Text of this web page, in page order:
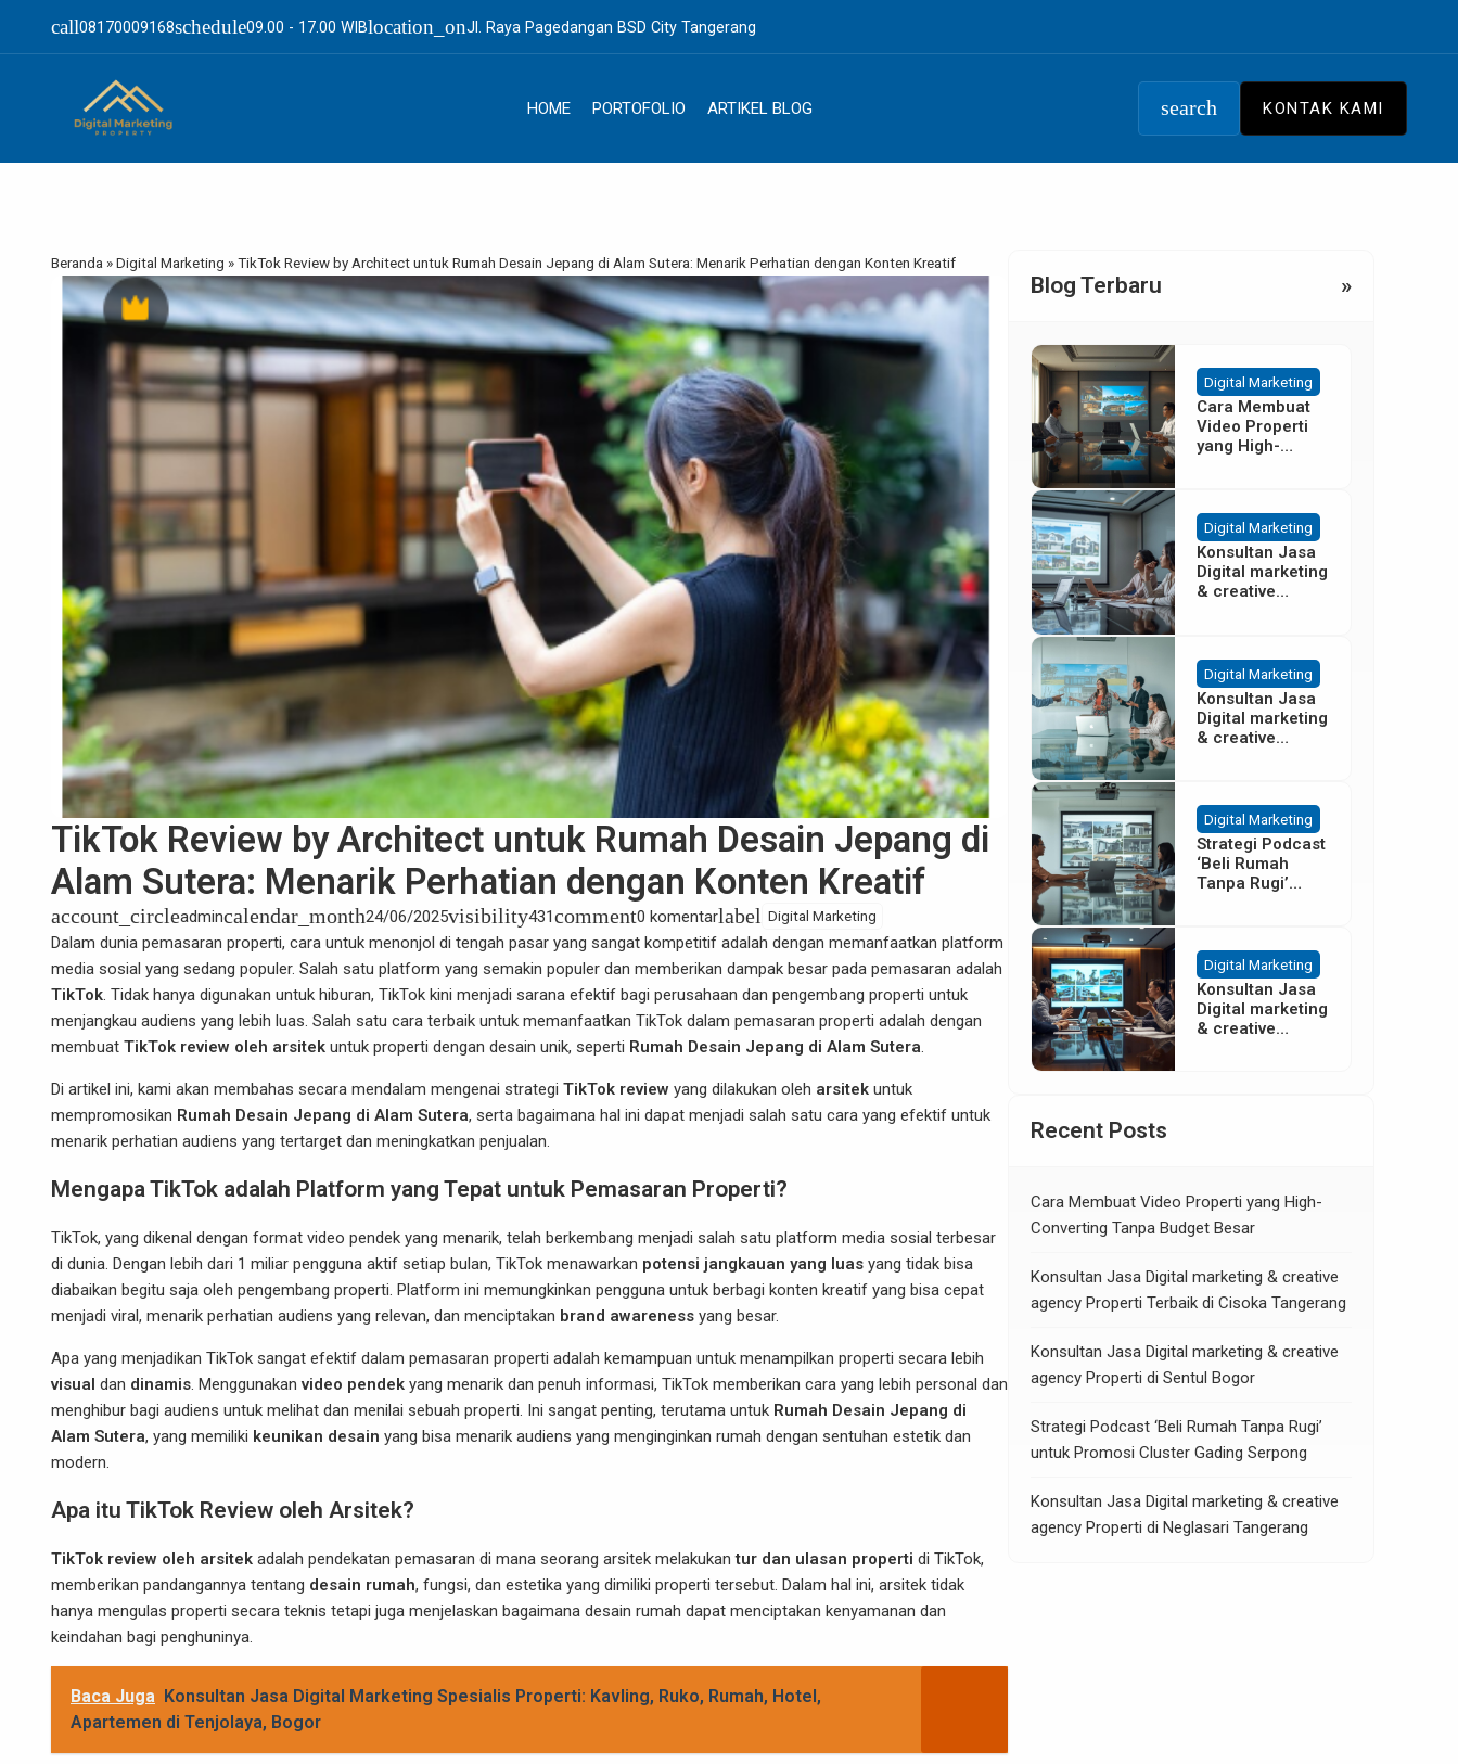
call08170009168schedule09.00 - 17.00 WIBlocation_onJl. Raya Pagedangan BSD City Tangerang
HOME PORTOFOLIO ARTIKEL BLOG search KONTAK KAMI
Beranda »Digital Marketing »TikTok Review by Architect untuk Rumah Desain Jepang di Alam Sutera: Menarik Perhatian dengan Konten Kreatif
TikTok Review by Architect untuk Rumah Desain Jepang di
Alam Sutera: Menarik Perhatian dengan Konten Kreatif
account_circleadmincalendar_month24/06/2025visibility431comment0 komentarlabel Digital Marketing
Dalam dunia pemasaran properti, cara untuk menonjol di tengah pasar yang sangat kompetitif adalah dengan memanfaatkan platform
media sosial yang sedang populer. Salah satu platform yang semakin populer dan memberikan dampak besar pada pemasaran adalah
TikTok. Tidak hanya digunakan untuk hiburan, TikTok kini menjadi sarana efektif bagi perusahaan dan pengembang properti untuk
menjangkau audiens yang lebih luas. Salah satu cara terbaik untuk memanfaatkan TikTok dalam pemasaran properti adalah dengan
membuat TikTok review oleh arsitek untuk properti dengan desain unik, seperti Rumah Desain Jepang di Alam Sutera.
Di artikel ini, kami akan membahas secara mendalam mengenai strategi TikTok review yang dilakukan oleh arsitek untuk
mempromosikan Rumah Desain Jepang di Alam Sutera, serta bagaimana hal ini dapat menjadi salah satu cara yang efektif untuk
menarik perhatian audiens yang tertarget dan meningkatkan penjualan.
Mengapa TikTok adalah Platform yang Tepat untuk Pemasaran Properti?
TikTok, yang dikenal dengan format video pendek yang menarik, telah berkembang menjadi salah satu platform media sosial terbesar
di dunia. Dengan lebih dari 1 miliar pengguna aktif setiap bulan, TikTok menawarkan potensi jangkauan yang luas yang tidak bisa
diabaikan begitu saja oleh pengembang properti. Platform ini memungkinkan pengguna untuk berbagi konten kreatif yang bisa cepat
menjadi viral, menarik perhatian audiens yang relevan, dan menciptakan brand awareness yang besar.
Apa yang menjadikan TikTok sangat efektif dalam pemasaran properti adalah kemampuan untuk menampilkan properti secara lebih
visual dan dinamis. Menggunakan video pendek yang menarik dan penuh informasi, TikTok memberikan cara yang lebih personal dan
menghibur bagi audiens untuk melihat dan menilai sebuah properti. Ini sangat penting, terutama untuk Rumah Desain Jepang di
Alam Sutera, yang memiliki keunikan desain yang bisa menarik audiens yang menginginkan rumah dengan sentuhan estetik dan
modern.
Apa itu TikTok Review oleh Arsitek?
TikTok review oleh arsitek adalah pendekatan pemasaran di mana seorang arsitek melakukantur dan ulasan properti di TikTok,
memberikan pandangannya tentang desain rumah, fungsi, dan estetika yang dimiliki properti tersebut. Dalam hal ini, arsitek tidak
hanya mengulas properti secara teknis tetapi juga menjelaskan bagaimana desain rumah dapat menciptakan kenyamanan dan
keindahan bagi penghuninya.
Baca Juga Konsultan Jasa Digital Marketing Spesialis Properti: Kavling, Ruko, Rumah, Hotel,
Apartemen di Tenjolaya, Bogor
Blog Terbaru »
Digital Marketing
Cara Membuat
Video Properti
yang High-
Digital Marketing
Konsultan Jasa
Digital marketing
& creative
Tangerang
Digital Marketing
Konsultan Jasa
Digital marketing
& creative
Digital Marketing
Strategi Podcast
‘Beli Rumah
Tanpa Rugi’
Digital Marketing
Konsultan Jasa
Digital marketing
& creative
Recent Posts
Cara Membuat Video Properti yang High-
Converting Tanpa Budget Besar
Konsultan Jasa Digital marketing & creative
agency Properti Terbaik di Cisoka Tangerang
Konsultan Jasa Digital marketing & creative
agency Properti di Sentul Bogor
Strategi Podcast ‘Beli Rumah Tanpa Rugi’
untuk Promosi Cluster Gading Serpong
Konsultan Jasa Digital marketing & creative
agency Properti di Neglasari Tangerang